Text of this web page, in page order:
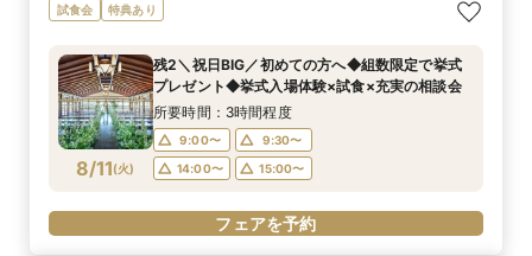
試食会 特典あり
8/11(火)
残2＼祝日BIG／初めての方へ◆組数限定で挙式
プレゼント◆挙式入場体験×試食×充実の相談会
所要時間：3時間程度
9:00〜
9:30〜
14:00〜
15:00〜
フェアを予約